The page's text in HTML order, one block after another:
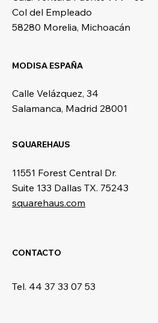
Col del Empleado
58280 Morelia, Michoacán
MODISA ESPAÑA
11551 Forest Central Dr.
Suite 133 Dallas TX. 75243
squarehaus.com
SQUAREHAUS
Calle Velázquez, 34
Salamanca, Madrid 28001
CONTACTO
Tel. 44 37 33 07 53